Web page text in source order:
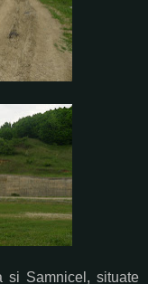
si Samnicel, situate